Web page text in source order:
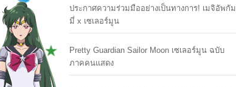
ประกาศความร่วมมืออย่างเป็นทางการ! เมจิอัพกัม
มี่ x เซเลอร์มูน
Pretty Guardian Sailor Moon เซเลอร์มูน ฉบับ
ภาคคนแสดง